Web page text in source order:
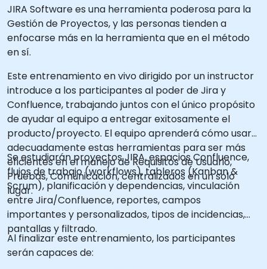
JIRA Software es una herramienta poderosa para la
Gestión de Proyectos, y las personas tienden a
enfocarse más en la herramienta que en el método
en sí.
Este entrenamiento en vivo dirigido por un instructor
introduce a los participantes al poder de Jira y
Confluence, trabajando juntos con el único propósito
de ayudar al equipo a entregar exitosamente el
producto/proyecto. El equipo aprenderá cómo usar
adecuadamente estas herramientas para ser más
eficientes en el manejo de Requisitos de Usuario,
Pruebas, Comunicación, centralizados en un solo
lugar.
Se estudiarán proyectos JIRA, espacios Confluence,
flujos de trabajo (workflows), tableros (Kanban &
Scrum), planificación y dependencias, vinculación
entre Jira/Confluence, reportes, campos
importantes y personalizados, tipos de incidencias,
pantallas y filtrado.
Al finalizar este entrenamiento, los participantes
serán capaces de: